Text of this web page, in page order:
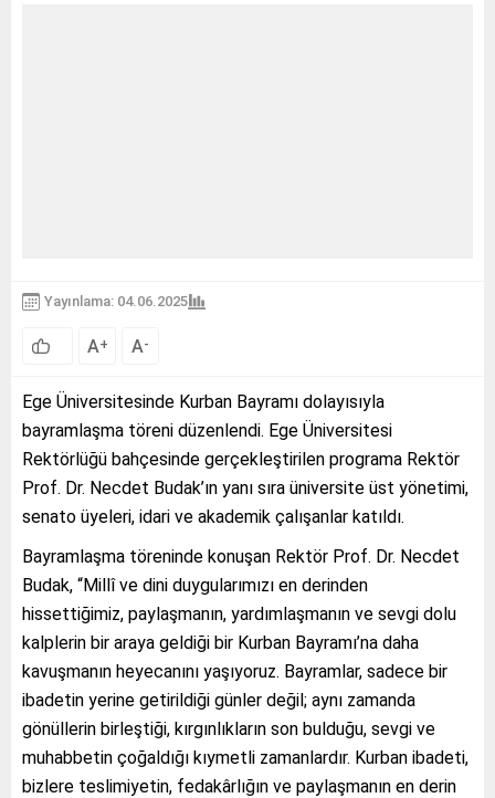
Yayınlama: 04.06.2025
A+ A-
Ege Üniversitesinde Kurban Bayramı dolayısıyla
bayramlaşma töreni düzenlendi. Ege Üniversitesi
Rektörlüğü bahçesinde gerçekleştirilen programa Rektör
Prof. Dr. Necdet Budak’ın yanı sıra üniversite üst yönetimi,
senato üyeleri, idari ve akademik çalışanlar katıldı.
Bayramlaşma töreninde konuşan Rektör Prof. Dr. Necdet
Budak, “Millî ve dini duygularımızı en derinden
hissettiğimiz, paylaşmanın, yardımlaşmanın ve sevgi dolu
kalplerin bir araya geldiği bir Kurban Bayramı’na daha
kavuşmanın heyecanını yaşıyoruz. Bayramlar, sadece bir
ibadetin yerine getirildiği günler değil; aynı zamanda
gönüllerin birleştiği, kırgınlıkların son bulduğu, sevgi ve
muhabbetin çoğaldığı kıymetli zamanlardır. Kurban ibadeti,
bizlere teslimiyetin, fedakârlığın ve paylaşmanın en derin